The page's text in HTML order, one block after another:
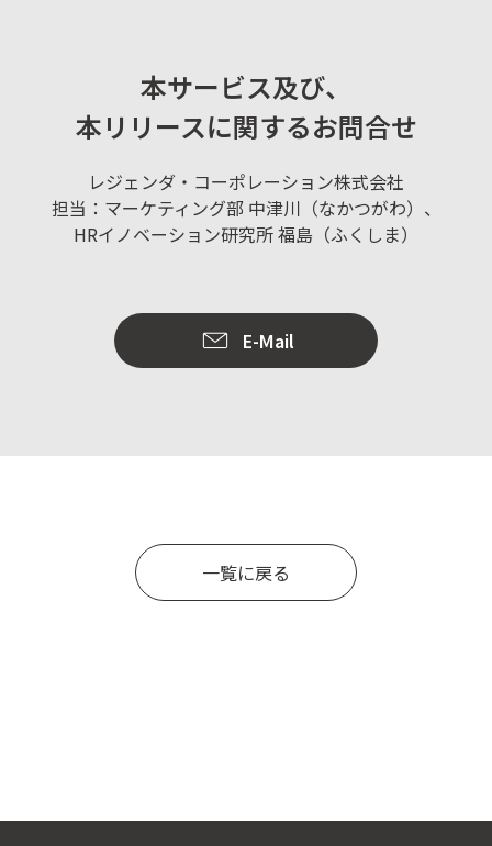
本サービス及び、
本リリースに関するお問合せ
レジェンダ・コーポレーション株式会社
担当：マーケティング部 中津川（なかつがわ）、
HRイノベーション研究所 福島（ふくしま）
E-Mail
一覧に戻る